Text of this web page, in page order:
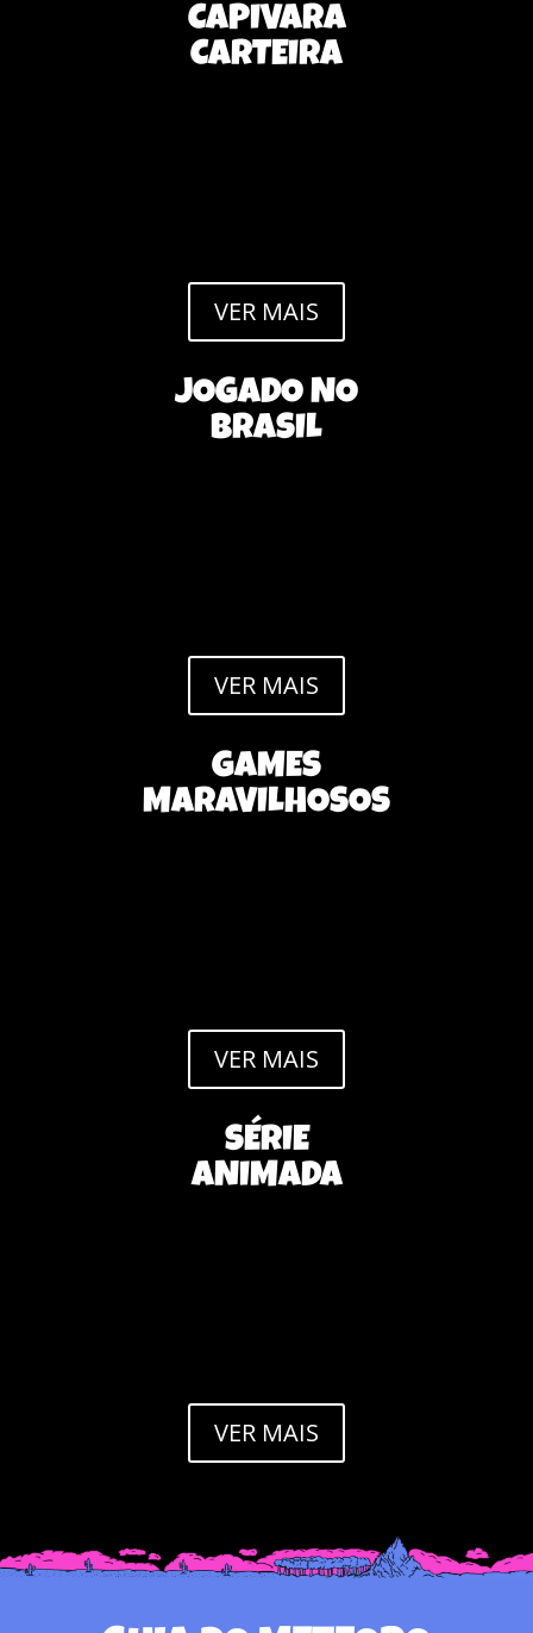
CAPIVARA
CARTEIRA
VER MAIS
JOGADO NO
BRASIL
VER MAIS
GAMES
MARAVILHOSOS
VER MAIS
SÉRIE
ANIMADA
VER MAIS